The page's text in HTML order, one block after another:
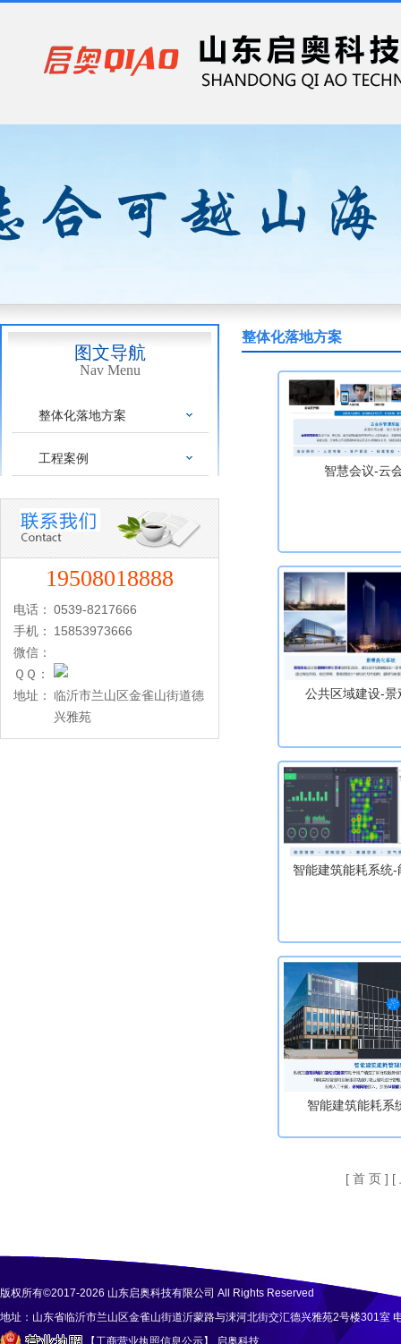
图文导航
Nav Menu
整体化落地方案
工程案例
19508018888
电话： 0539-8217666
手机：
15853973666
微信：
ＱＱ：
地址： 临沂市兰山区金雀山街道德
兴雅苑
整体化落地方案
智慧会议-云
公共区域建设-景
智能建筑能耗系统
智能建筑能耗系
[ 首 页 ] [
版权所有©2017-2026 山东启奥科技有限公司 All Rights Reserved
地址：山东省临沂市兰山区金雀山街道沂蒙路与涑河北街交汇德兴雅苑2号楼301室
【工商营业执照信息公示】 启奥科技